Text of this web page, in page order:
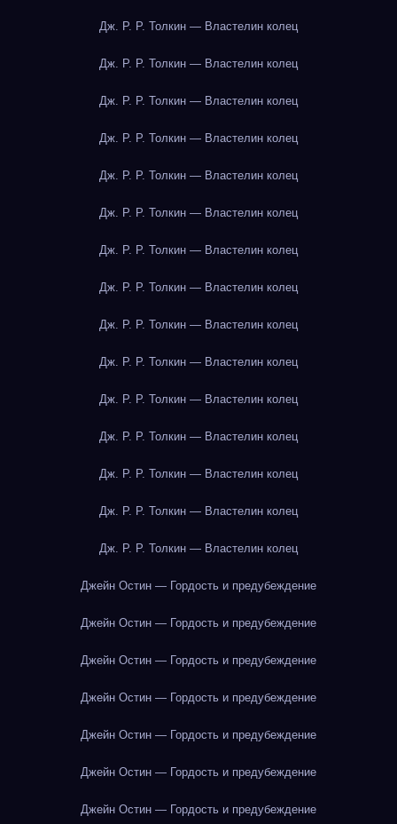
Дж. Р. Р. Толкин — Властелин колец
Дж. Р. Р. Толкин — Властелин колец
Дж. Р. Р. Толкин — Властелин колец
Дж. Р. Р. Толкин — Властелин колец
Дж. Р. Р. Толкин — Властелин колец
Дж. Р. Р. Толкин — Властелин колец
Дж. Р. Р. Толкин — Властелин колец
Дж. Р. Р. Толкин — Властелин колец
Дж. Р. Р. Толкин — Властелин колец
Дж. Р. Р. Толкин — Властелин колец
Дж. Р. Р. Толкин — Властелин колец
Дж. Р. Р. Толкин — Властелин колец
Дж. Р. Р. Толкин — Властелин колец
Дж. Р. Р. Толкин — Властелин колец
Дж. Р. Р. Толкин — Властелин колец
Джейн Остин — Гордость и предубеждение
Джейн Остин — Гордость и предубеждение
Джейн Остин — Гордость и предубеждение
Джейн Остин — Гордость и предубеждение
Джейн Остин — Гордость и предубеждение
Джейн Остин — Гордость и предубеждение
Джейн Остин — Гордость и предубеждение